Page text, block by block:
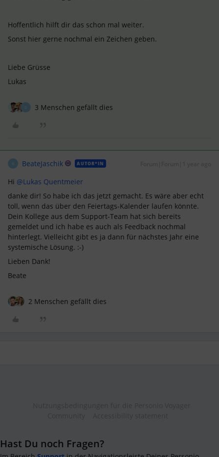
Hoffentlich hilft dir das schon mal weiter.
Sonst hier gerne nochmal ein Zeichen geben.
Liebe Grüsse
Lukas
3 Menschen gefällt dies
BeateJaschik AUTOR*IN Forum|Forum|1 year ago
Hi ​ @Lukas Quentmeier
danke dir! So habe ich das jetzt gemacht. Es wäre aber echt
toll, wenn das über den Feiertags-Kalender laufen könnte.
Dein Kollege aus dem Support-Team hat sich bereits
gemeldet und ich habe es auch als Feedback nochmal
hinterlegt. Vielleicht gibt es ja dann für nächstes Jahr eine
systemische Lösung. :-)
Lieben Dank!
Beate
2 Menschen gefällt dies
Hast Du noch Fragen?